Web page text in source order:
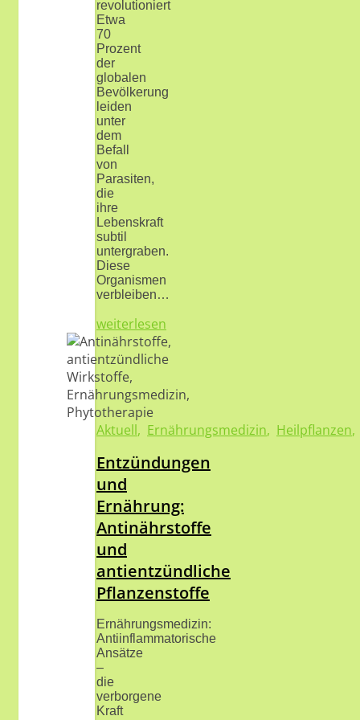
revolutioniert
Etwa
70
Prozent
der
globalen
Bevölkerung
leiden
unter
dem
Befall
von
Parasiten,
die
ihre
Lebenskraft
subtil
untergraben.
Diese
Organismen
verbleiben…
weiterlesen
Aktuell, Ernährungsmedizin, Heilpflanzen
Entzündungen
und
Ernährung:
Antinährstoffe
und
antientzündliche
Pflanzenstoffe
Ernährungsmedizin:
Antiinflammatorische
Ansätze
–
die
verborgene
Kraft